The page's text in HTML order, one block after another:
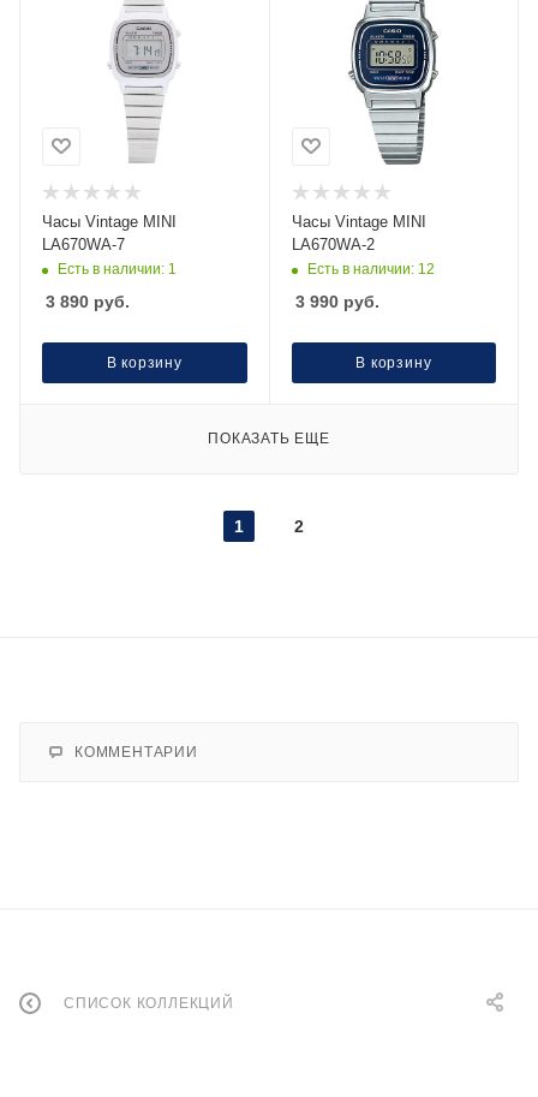
Часы Vintage MINI
LA670WA-7
Есть в наличии: 1
3 890 руб.
В корзину
Часы Vintage MINI
LA670WA-2
Есть в наличии: 12
3 990руб.
В корзину
ПОКАЗАТЬ ЕЩЕ
1 2
КОММЕНТАРИИ
СПИСОК КОЛЛЕКЦИЙ